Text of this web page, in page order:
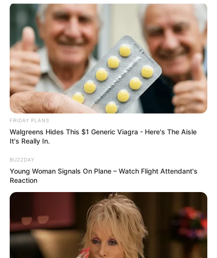
FRIDAY PLANS
Walgreens Hides This $1 Generic Viagra - Here's The Aisle
It's Really In.
BUZZDAY
Young Woman Signals On Plane – Watch Flight Attendant's
Reaction